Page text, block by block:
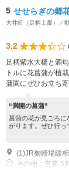
5 せせらぎの郷
大井町（足柄上郡）／
3.2
足柄紫水大橋と酒
トルに花菖蒲が植
蒲園にぜひお立ち
“満開の菖蒲”
菖蒲の花が見ごろに
がります。ぜひ行っ
(1)JR御殿場線
その他：営業 5